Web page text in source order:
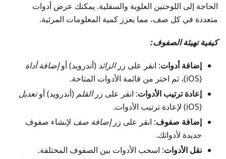
الحاجة إلى اللوحتين العلوية والسفلية. يمكنك عرض أدوات
متعددة في كل صف، مما يعزز كمية المعلومات المرئية.
كيفية تهيئة الصفوف:
إضافة أدوات: انقر على زرالزائد (أندرويد) أوإضافة أداة
(iOS)، ثم اختر من قائمة الأدوات المتاحة.
إعادة ترتيب الأدوات: انقر على زرالقلم (أندرويد) أوتعديل
(iOS) لإعادة ترتيب الأدوات.
إضافة صفوف: انقر على زرإضافة صف لإنشاء صفوف
جديدة لأدواتك.
نقل الأدوات: اسحب الأدوات بين الصفوف المختلفة.